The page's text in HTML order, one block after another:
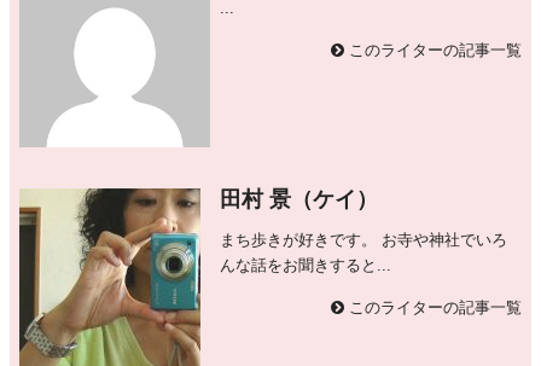
...
このライターの記事一覧
田村 景（ケイ）
まち歩きが好きです。 お寺や神社でいろ
んな話をお聞きすると...
このライターの記事一覧